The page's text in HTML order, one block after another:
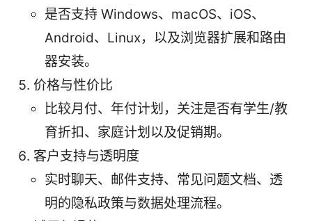
是否支持 Windows、macOS、iOS、
Android、Linux，以及浏览器扩展和路由
器安装。
价格与性价比
比较月付、年付计划，关注是否有学生/教
育折扣、家庭计划以及促销期。
客户支持与透明度
实时聊天、邮件支持、常见问题文档、透
明的隐私政策与数据处理流程。